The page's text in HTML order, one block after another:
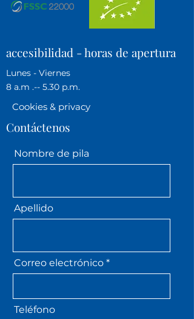
accesibilidad - horas de apertura
Lunes - Viernes
8 a.m .-- 5.30 p.m.
Cookies & privacy
Contáctenos
Nombre de pila
Apellido
Correo electrónico
Teléfono